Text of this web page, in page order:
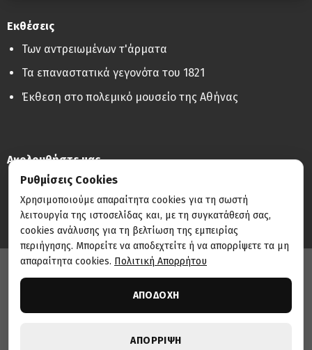
Εκθέσεις
Των αντρειωμένων τ'άρματα
Τα επαναστατικά γεγονότα του 1821
Έκθεση στο πολεμικό μουσείο της Αθήνας
Ακολουθήστε μας
Κατασκευή & Τεχνική Υποστήριξη:
•Όροι Χρήσης
Ρυθμίσεις Cookies
Χρησιμοποιούμε απαραίτητα cookies για τη σωστή
λειτουργία της ιστοσελίδας και, με τη συγκατάθεσή σας,
cookies ανάλυσης για τη βελτίωση της εμπειρίας
περιήγησης. Μπορείτε να αποδεχτείτε ή να απορρίψετε τα μη
απαραίτητα cookies. Πολιτική Απορρήτου
ΑΠΟΔΟΧΗ
ΑΠΟΡΡΙΨΗ